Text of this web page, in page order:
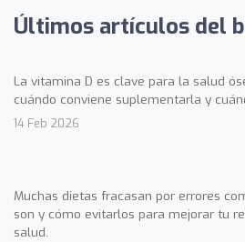
Últimos artículos del
La vitamina D es clave para la salud
cuándo conviene suplementarla y
14 Feb 2026
Muchas dietas fracasan por errores
son y cómo evitarlos para mejorar tu
salud.